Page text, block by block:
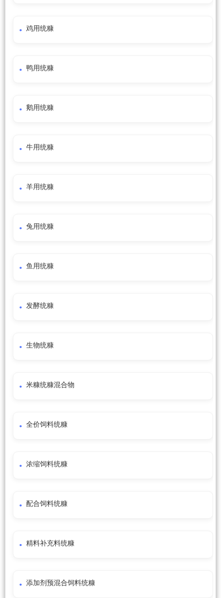
鸡用统糠
鸭用统糠
鹅用统糠
牛用统糠
羊用统糠
兔用统糠
鱼用统糠
发酵统糠
生物统糠
米糠统糠混合物
全价饲料统糠
浓缩饲料统糠
配合饲料统糠
精料补充料统糠
添加剂预混合饲料统糠